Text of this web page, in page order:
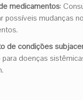
medicamentos:
possíveis mudanças
de condições
doenças